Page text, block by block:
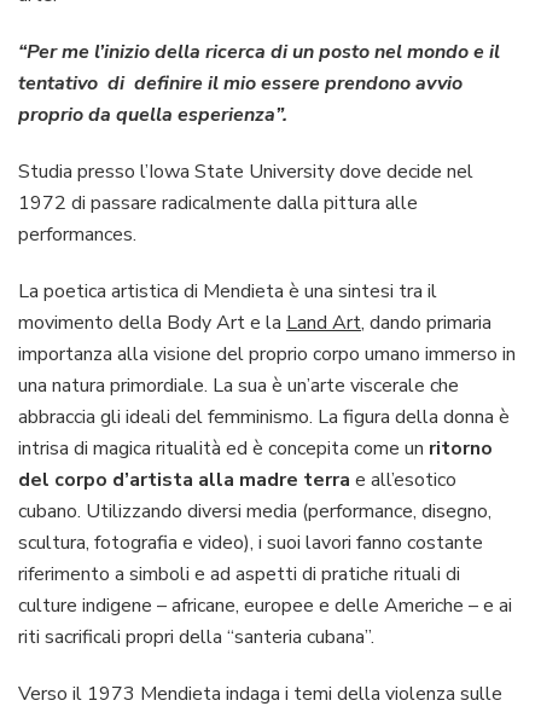
“Per me l’inizio della ricerca di un posto nel mondo e il
tentativo di definire il mio essere prendono avvio
proprio da quella esperienza”.
Studia presso l’Iowa State University dove decide nel
1972 di passare radicalmente dalla pittura alle
performances.
La poetica artistica di Mendieta è una sintesi tra il
movimento della Body Art e la Land Art, dando primaria
importanza alla visione del proprio corpo umano immerso in
una natura primordiale. La sua è un’arte viscerale che
abbraccia gli ideali del femminismo. La figura della donna è
intrisa di magica ritualità ed è concepita come un ritorno
del corpo d’artista alla madre terra e all’esotico
cubano. Utilizzando diversi media (performance, disegno,
scultura, fotografia e video), i suoi lavori fanno costante
riferimento a simboli e ad aspetti di pratiche rituali di
culture indigene – africane, europee e delle Americhe – e ai
riti sacrificali propri della “santeria cubana”.
Verso il 1973 Mendieta indaga i temi della violenza sulle